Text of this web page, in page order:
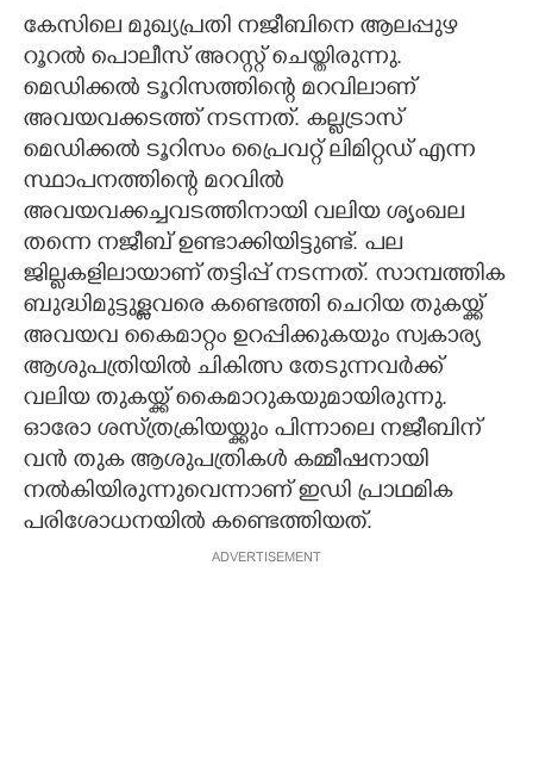
കേസിലെ മുഖ്യപ്രതി നജീബിനെ ആലപ്പുഴ
റൂറൽ പൊലീസ് അറസ്റ്റ് ചെയ്തിരുന്നു.
മെഡിക്കൽ ടൂറിസത്തിന്റെ മറവിലാണ്
അവയവക്കടത്ത് നടന്നത്. കല്ലട്രാസ്
മെഡിക്കൽ ടൂറിസം പ്രൈവറ്റ് ലിമിറ്റഡ് എന്ന
സ്ഥാപനത്തിന്റെ മറവിൽ
അവയവക്കച്ചവടത്തിനായി വലിയ ശൃംഖല
തന്നെ നജീബ് ഉണ്ടാക്കിയിട്ടുണ്ട്. പല
ജില്ലകളിലായാണ് തട്ടിപ്പ് നടന്നത്. സാമ്പത്തിക
ബുദ്ധിമുട്ടുള്ളവരെ കണ്ടെത്തി ചെറിയ തുകയ്ക്ക്
അവയവ കൈമാറ്റം ഉറപ്പിക്കുകയും സ്വകാര്യ
ആശുപത്രിയിൽ ചികിത്സ തേടുന്നവർക്ക്
വലിയ തുകയ്ക്ക് കൈമാറുകയുമായിരുന്നു.
ഓരോ ശസ്‌ത്രക്രിയയ്ക്കും പിന്നാലെ നജീബിന്
വൻ തുക ആശുപത്രികൾ കമ്മീഷനായി
നൽകിയിരുന്നുവെന്നാണ് ഇഡി പ്രാഥമിക
പരിശോധനയിൽ കണ്ടെത്തിയത്.
ADVERTISEMENT